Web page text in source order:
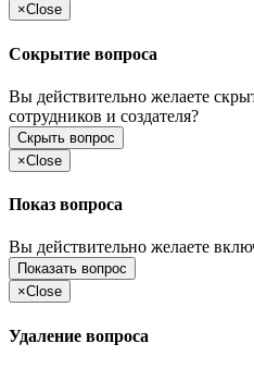
×Close
Сокрытие вопроса
Вы действительно желаете
сотрудников и создателя?
Скрыть вопрос
×Close
Показ вопроса
Вы действительно желаете
Показать вопрос
×Close
Удаление вопроса